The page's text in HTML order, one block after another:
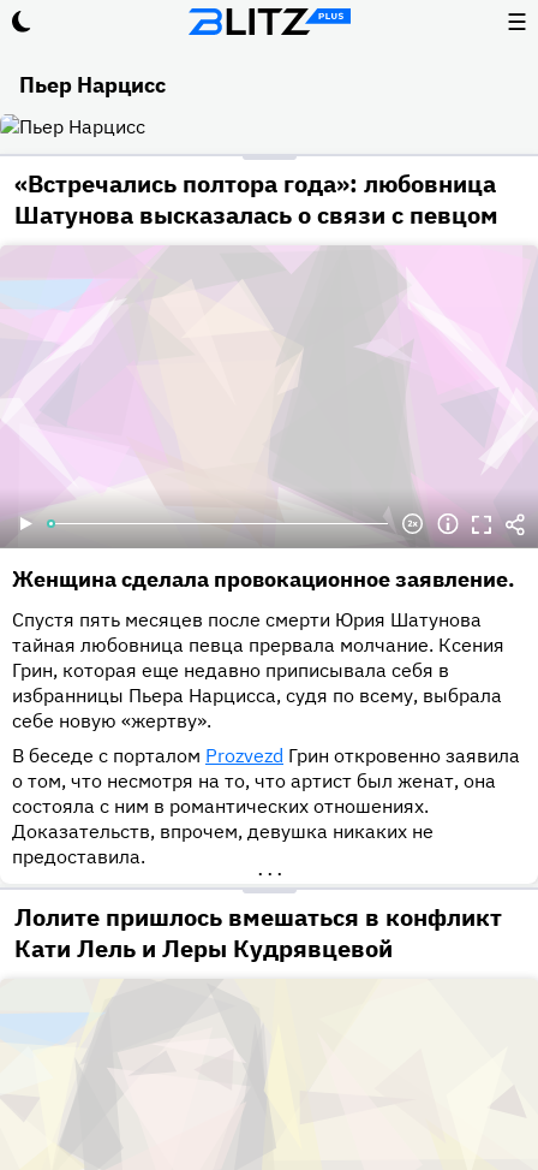
☰
Пьер Нарцисс
«Встречались полтора года»: любовница
Шатунова высказалась о связи с певцом
Женщина сделала провокационное заявление.
Спустя пять месяцев после смерти Юрия Шатунова
тайная любовница певца прервала молчание. Ксения
Грин, которая еще недавно приписывала себя в
избранницы Пьера Нарцисса, судя по всему, выбрала
себе новую «жертву».
В беседе с порталом Prozvezd Грин откровенно заявила
о том, что несмотря на то, что артист был женат, она
состояла с ним в романтических отношениях.
Доказательств, впрочем, девушка никаких не
предоставила.
•••
Лолите пришлось вмешаться в конфликт
Кати Лель и Леры Кудрявцевой